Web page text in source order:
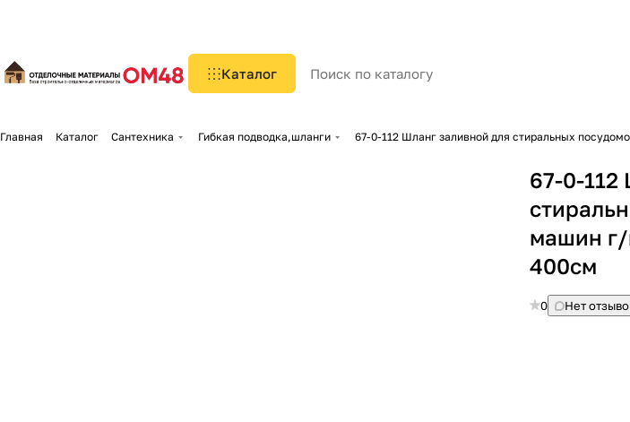
Каталог
Главная Каталог Сантехника Гибкая подводка,шланги 67-0-112 Шланг заливной для стиральных
67-0-112
машин г/
400см
0 Нет